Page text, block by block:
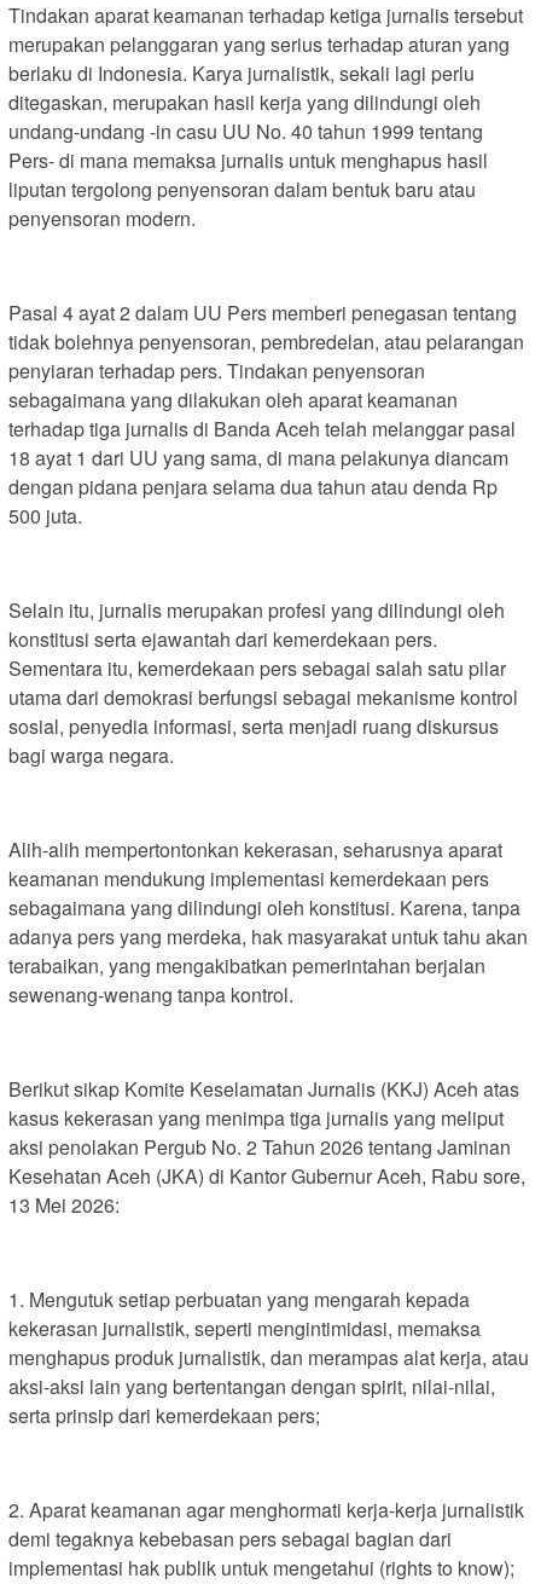
Tindakan aparat keamanan terhadap ketiga jurnalis tersebut
merupakan pelanggaran yang serius terhadap aturan yang
berlaku di Indonesia. Karya jurnalistik, sekali lagi perlu
ditegaskan, merupakan hasil kerja yang dilindungi oleh
undang-undang -in casu UU No. 40 tahun 1999 tentang
Pers- di mana memaksa jurnalis untuk menghapus hasil
liputan tergolong penyensoran dalam bentuk baru atau
penyensoran modern.
Pasal 4 ayat 2 dalam UU Pers memberi penegasan tentang
tidak bolehnya penyensoran, pembredelan, atau pelarangan
penyiaran terhadap pers. Tindakan penyensoran
sebagaimana yang dilakukan oleh aparat keamanan
terhadap tiga jurnalis di Banda Aceh telah melanggar pasal
18 ayat 1 dari UU yang sama, di mana pelakunya diancam
dengan pidana penjara selama dua tahun atau denda Rp
500 juta.
Selain itu, jurnalis merupakan profesi yang dilindungi oleh
konstitusi serta ejawantah dari kemerdekaan pers.
Sementara itu, kemerdekaan pers sebagai salah satu pilar
utama dari demokrasi berfungsi sebagai mekanisme kontrol
sosial, penyedia informasi, serta menjadi ruang diskursus
bagi warga negara.
Alih-alih mempertontonkan kekerasan, seharusnya aparat
keamanan mendukung implementasi kemerdekaan pers
sebagaimana yang dilindungi oleh konstitusi. Karena, tanpa
adanya pers yang merdeka, hak masyarakat untuk tahu akan
terabaikan, yang mengakibatkan pemerintahan berjalan
sewenang-wenang tanpa kontrol.
Berikut sikap Komite Keselamatan Jurnalis (KKJ) Aceh atas
kasus kekerasan yang menimpa tiga jurnalis yang meliput
aksi penolakan Pergub No. 2 Tahun 2026 tentang Jaminan
Kesehatan Aceh (JKA) di Kantor Gubernur Aceh, Rabu sore,
13 Mei 2026:
1. Mengutuk setiap perbuatan yang mengarah kepada
kekerasan jurnalistik, seperti mengintimidasi, memaksa
menghapus produk jurnalistik, dan merampas alat kerja, atau
aksi-aksi lain yang bertentangan dengan spirit, nilai-nilai,
serta prinsip dari kemerdekaan pers;
2. Aparat keamanan agar menghormati kerja-kerja jurnalistik
demi tegaknya kebebasan pers sebagai bagian dari
implementasi hak publik untuk mengetahui (rights to know);